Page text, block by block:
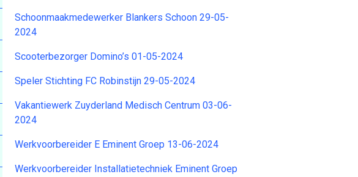
Schoonmaakmedewerker Blankers Schoon 29-05-
2024
Scooterbezorger Domino’s 01-05-2024
Speler Stichting FC Robinstijn 29-05-2024
Vakantiewerk Zuyderland Medisch Centrum 03-06-
2024
Werkvoorbereider E Eminent Groep 13-06-2024
Werkvoorbereider Installatietechniek Eminent Groep